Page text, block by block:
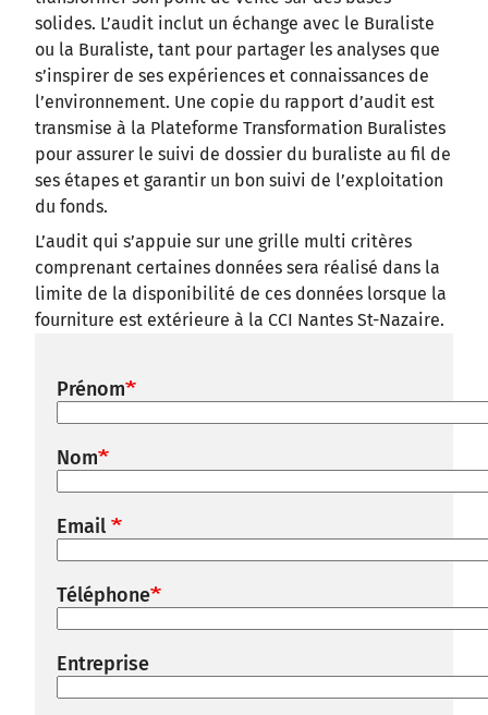
solides. L’audit inclut un échange avec le Buraliste
ou la Buraliste, tant pour partager les analyses que
s’inspirer de ses expériences et connaissances de
l’environnement. Une copie du rapport d’audit est
transmise à la Plateforme Transformation Buralistes
pour assurer le suivi de dossier du buraliste au fil de
ses étapes et garantir un bon suivi de l’exploitation
du fonds.
L’audit qui s’appuie sur une grille multi critères
comprenant certaines données sera réalisé dans la
limite de la disponibilité de ces données lorsque la
fourniture est extérieure à la CCI Nantes St-Nazaire.
Prénom
Nom
Email
Téléphone
Entreprise